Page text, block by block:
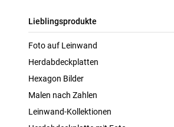
Lieblingsprodukte
Foto auf Leinwand
Herdabdeckplatten
Hexagon Bilder
Malen nach Zahlen
Leinwand-Kollektionen